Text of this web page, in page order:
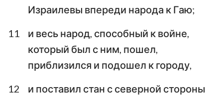
Израилевы впереди народа к Гаю;
11
и весь народ, способный к войне,
который был с ним, пошел,
приблизился и подошел к городу,
12
и поставил стан с северной стороны